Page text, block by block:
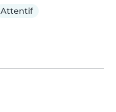
Attentif